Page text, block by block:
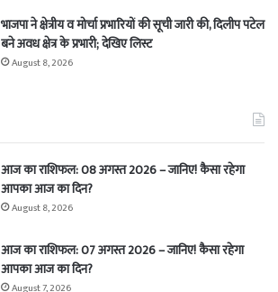
भाजपा ने क्षेत्रीय व मोर्चा प्रभारियों की सूची जारी की, दिलीप पटेल
बने अवध क्षेत्र के प्रभारी; देखिए लिस्ट
August 8, 2026
आज का राशिफल: 08 अगस्त 2026 – जानिए! कैसा रहेगा
आपका आज का दिन?
August 8, 2026
आज का राशिफल: 07 अगस्त 2026 – जानिए! कैसा रहेगा
आपका आज का दिन?
August 7, 2026